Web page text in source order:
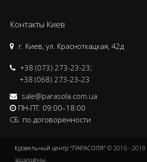
Контакты Киев
г. Киев, ул. Красноткацкая, 42д
+38 (073) 273-23-23;
+38 (068) 273-23-23
sale@parasola.com.ua
ПН-ПТ: 09:00–18:00
CБ: по договоренности
Кровельный центр "ПАРАСОЛЯ" © 2016 - 2019
защищены.